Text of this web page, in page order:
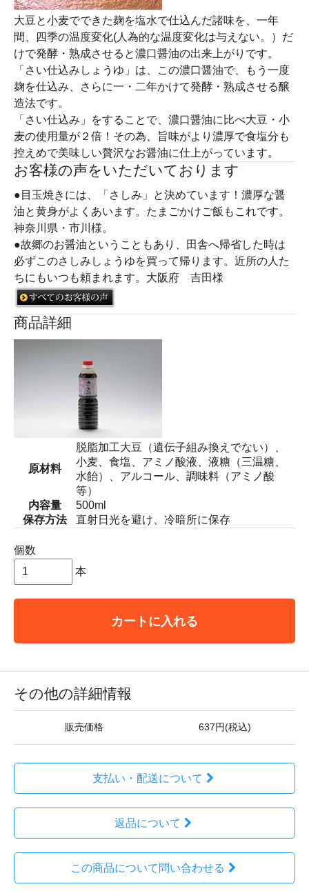
大豆と小麦でできた麹を塩水で仕込んだ諸味を、一年
間、四季の温度変化(人為的な温度変化は与えない。）だ
けで発酵・熟成させると濃口醤油の出来上がりです。
「さい仕込みしょうゆ」は、この濃口醤油で、もう一度
麹を仕込み、さらに一・二年かけて発酵・熟成させる醸
造法です。
「さい仕込み」をすることで、濃口醤油に比べ大豆・小
麦の使用量が２倍！その為、旨味がより濃厚で食塩分も
控えめで美味しい贅沢なお醤油に仕上がっています。
お客様の声をいただいております
●目玉焼きには、「さしみ」と決めています！濃厚な醤
油と黄身がよくあいます。たまごかけご飯もこれです。
神奈川県・市川様。
●故郷のお醤油ということもあり、田舎へ帰省した時は
必ずこのさしみしょうゆを買って帰ります。近所の人た
ちにもいつも頼まれます。大阪府 吉田様
商品詳細
原材料
脱脂加工大豆（遺伝子組み換えでない）、
小麦、食塩、アミノ酸液、液糖（三温糖、
水飴）、アルコール、調味料（アミノ酸
等）
内容量
500ml
保存方法
直射日光を避け、冷暗所に保存
個数
本
カートに入れる
その他の詳細情報
販売価格 637円(税込)
支払い・配送について
返品について
この商品について問い合わせる